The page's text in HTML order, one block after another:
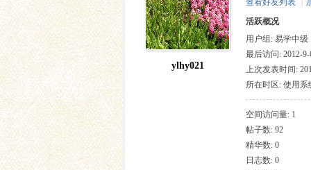
友
ylhy021
查看好友列表
活跃概况
用户组: 易学中级
最后访问: 2012-9-
上次发表时间:
所在时区: 使用系
空间访问量: 1
帖子数: 92
精华数: 0
日志数: 0